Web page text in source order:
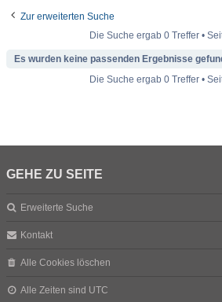
Zur erweiterten Suche
Die Suche ergab 0 Treffer •
Es wurden keine passenden Ergebnisse
Die Suche ergab 0 Treffer •
GEHE ZU SEITE
Erweiterte Suche
Kontakt
Alle Cookies löschen
Alle Zeiten sind UTC